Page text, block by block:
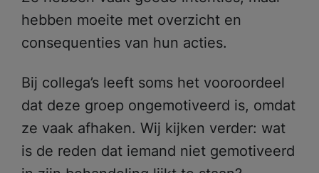
hebben moeite met overzicht en
consequenties van hun acties.
Bij collega’s leeft soms het vooroordeel
dat deze groep ongemotiveerd is, omdat
ze vaak afhaken. Wij kijken verder: wat
is de reden dat iemand niet gemotiveerd